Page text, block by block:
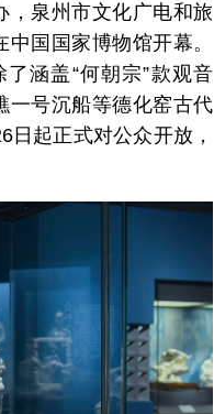
，泉州市文化广电和旅
国国家博物馆开幕。
涵盖“何朝宗”款观音
一号沉船等德化窑古代
起正式对公众开放，